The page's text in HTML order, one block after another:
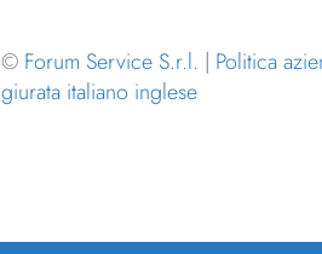
© Forum Service S.r.l. | Politica
giurata italiano inglese